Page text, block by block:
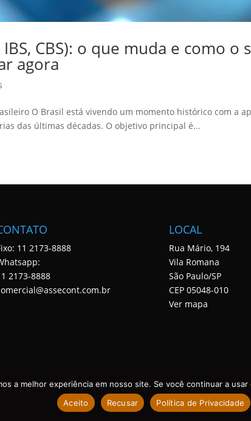
CBS): o que muda e como o
agora
O Brasil está vivendo um momento histórico com a
das últimas décadas. O objetivo principal é...
11 2173-8888
2173-8888
LOCAL
Rua Mário, 194
Vila Romana
São Paulo/SP
CEP 05048-010
Ver mapa
OS DIREITOS RESERVADOS. DESENVOLVIDO POR ASSECONT.
a melhor experiência em nosso site. Se você continuar a
Aceito
Recusar Política de Privacidade